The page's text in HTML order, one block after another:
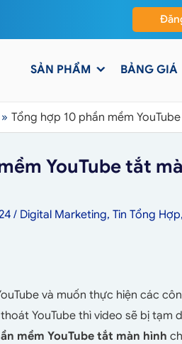
SẢN PHẨM BẢNG GIÁ
Tổng hợp 10 phần mềm
YouTube tắt
/ Digital Marketing, Tin Tổng Hợp,
và muốn thực hiện các
YouTube thì video sẽ bị tạm
mềm YouTube tắt màn hình